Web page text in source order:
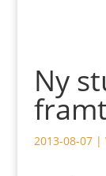
Ny
2013-08-07|